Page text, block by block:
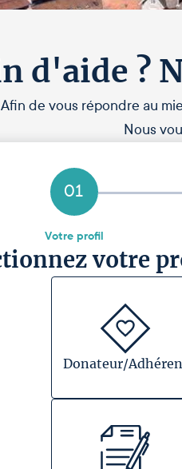
d'aide ?
Afin de vous répondre au
Nous
01
Votre profil
votre
Donateur/